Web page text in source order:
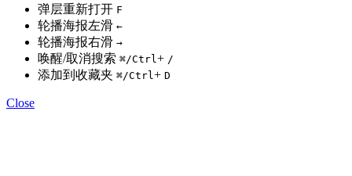
弹层重新打开 F
轮播海报左滑 ←
轮播海报右滑 →
唤醒/取消搜索 ⌘/Ctrl + /
添加到收藏夹 ⌘/Ctrl + D
Close